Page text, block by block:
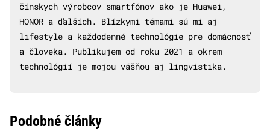
čínskych výrobcov smartfónov ako je Huawei,
HONOR a ďalších. Blízkymi témami sú mi aj
lifestyle a každodenné technológie pre domácnosť
a človeka. Publikujem od roku 2021 a okrem
technológií je mojou vášňou aj lingvistika.
Podobné články